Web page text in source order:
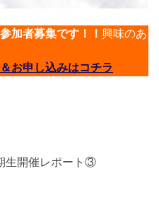
加者募集です！！ 興味のあ
お申し込みはコチラ
生開催レポート③